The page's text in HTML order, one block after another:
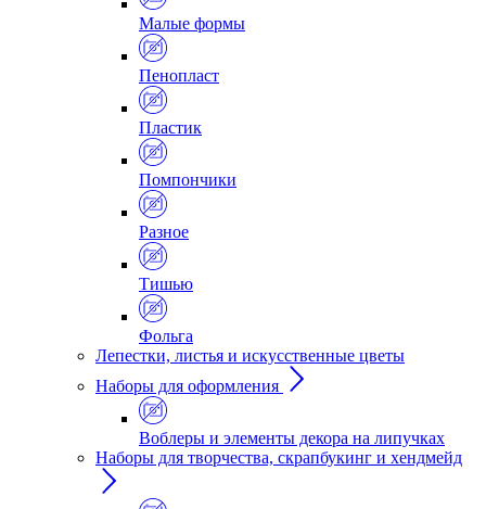
Малые формы
Пенопласт
Пластик
Помпончики
Разное
Тишью
Фольга
Лепестки, листья и искусственные цветы
Наборы для оформления
Воблеры и элементы декора на липучках
Наборы для творчества, скрапбукинг и хендмейд